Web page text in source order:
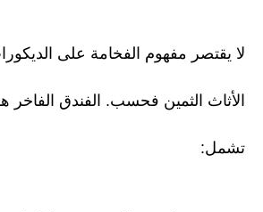
لا يقتصر مفهوم الفخامة على
الأثاث الثمين فحسب. الفندق الفاخر
تشمل: